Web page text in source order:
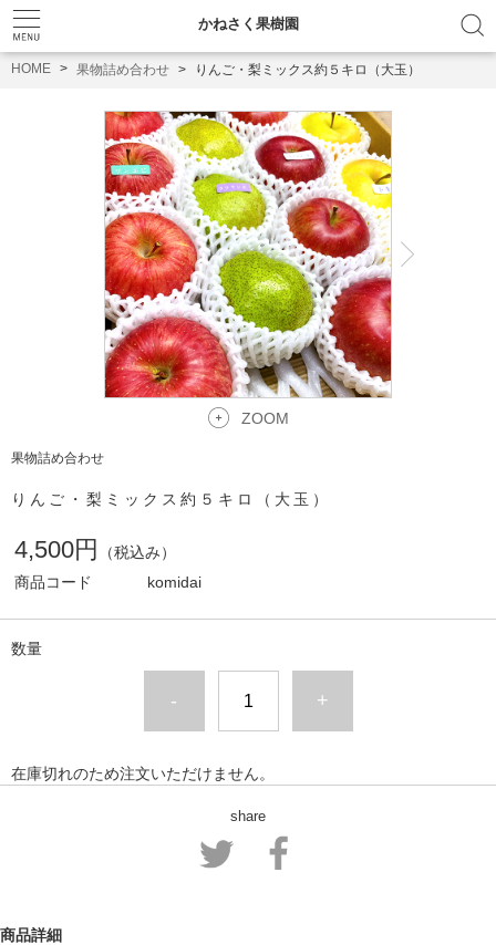
かねさく果樹園
HOME 果物詰め合わせ りんご・梨ミックス約５キロ（大玉）
ZOOM
果物詰め合わせ
りんご・梨ミックス約５キロ（大玉）
4,500円
（税込み）
商品コード
komidai
数量
- +
在庫切れのため注文いただけません。
share
商品詳細